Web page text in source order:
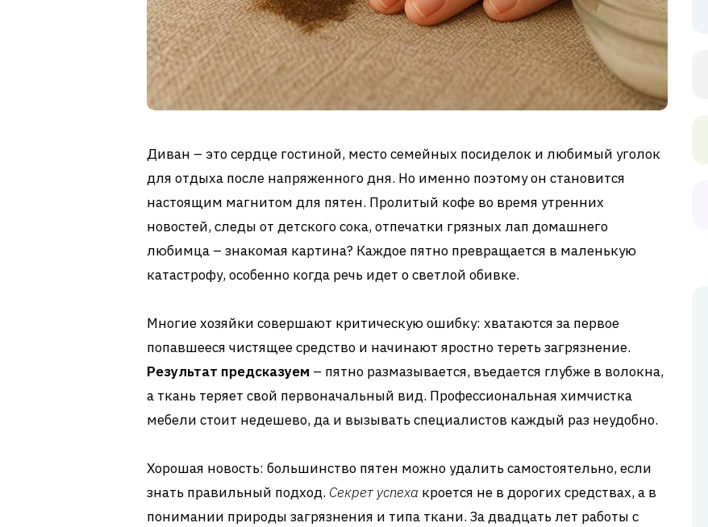
Диван – это сердце гостиной, место семейных посиделок и любимый уголок
для отдыха после напряженного дня. Но именно поэтому он становится
настоящим магнитом для пятен. Пролитый кофе во время утренних
новостей, следы от детского сока, отпечатки грязных лап домашнего
любимца – знакомая картина? Каждое пятно превращается в маленькую
катастрофу, особенно когда речь идет о светлой обивке.
Многие хозяйки совершают критическую ошибку: хватаются за первое
попавшееся чистящее средство и начинают яростно тереть загрязнение.
Результат предсказуем – пятно размазывается, въедается глубже в волокна,
а ткань теряет свой первоначальный вид. Профессиональная химчистка
мебели стоит недешево, да и вызывать специалистов каждый раз неудобно.
Хорошая новость: большинство пятен можно удалить самостоятельно, если
знать правильный подход. Секрет успеха кроется не в дорогих средствах, а в
понимании природы загрязнения и типа ткани. За двадцать лет работы с